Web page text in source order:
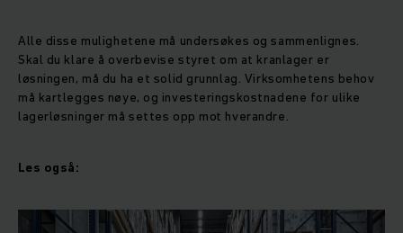
Alle disse mulighetene må undersøkes og sammenlignes.
Skal du klare å overbevise styret om at kranlager er
løsningen, må du ha et solid grunnlag. Virksomhetens behov
må kartlegges nøye, og investeringskostnadene for ulike
lagerløsninger må settes opp mot hverandre.
Les også: